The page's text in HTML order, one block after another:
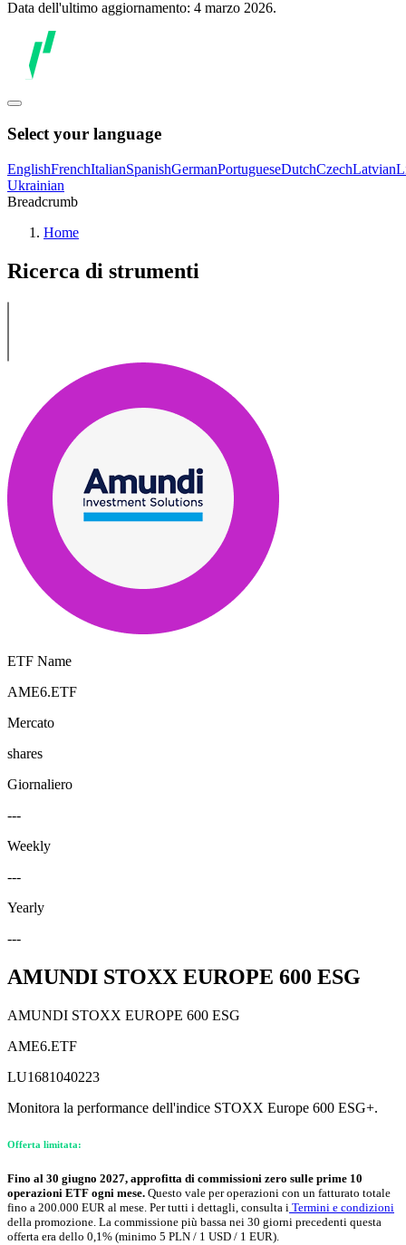
Data dell'ultimo aggiornamento: 4 marzo 2026.
Select your language
EnglishFrenchItalianSpanishGermanPortugueseDutchCzechLatvian
Ukrainian
Breadcrumb
Home
Ricerca di strumenti
ETF Name
AME6.ETF
Mercato
shares
Giornaliero
---
Weekly
---
Yearly
---
AMUNDI STOXX EUROPE 600 ESG
AMUNDI STOXX EUROPE 600 ESG
AME6.ETF
LU1681040223
Monitora la performance dell'indice STOXX Europe 600 ESG+.
Offerta limitata:
Fino al 30 giugno 2027, approfitta di commissioni zero sulle prime 10
operazioni ETF ogni mese. Questo vale per operazioni con un fatturato totale
fino a 200.000 EUR al mese. Per tutti i dettagli, consulta i Termini e condizioni
della promozione. La commissione più bassa nei 30 giorni precedenti questa
offerta era dello 0,1% (minimo 5 PLN / 1 USD / 1 EUR).